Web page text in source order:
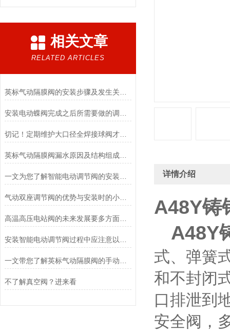
相关文章
RELATED ARTICLES
切记！定期维护大口径全焊接球阀才能确保系统的安全运行
英标气动隔膜阀漏水原因及结构组成分享
气动双座调节阀的优势与安装时的小技巧介绍
高温高压电站阀的未来发展要多方面考虑
不了解真空阀？进来看
详情介绍
A48Y铸
A48Y
式、弹簧
和不封闭
口排泄到
安全阀，